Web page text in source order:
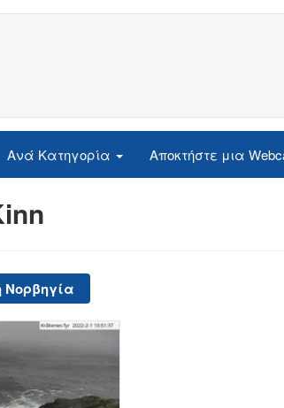
Ανά Κατηγορία Αποκτήστε μια
Νορβηγία